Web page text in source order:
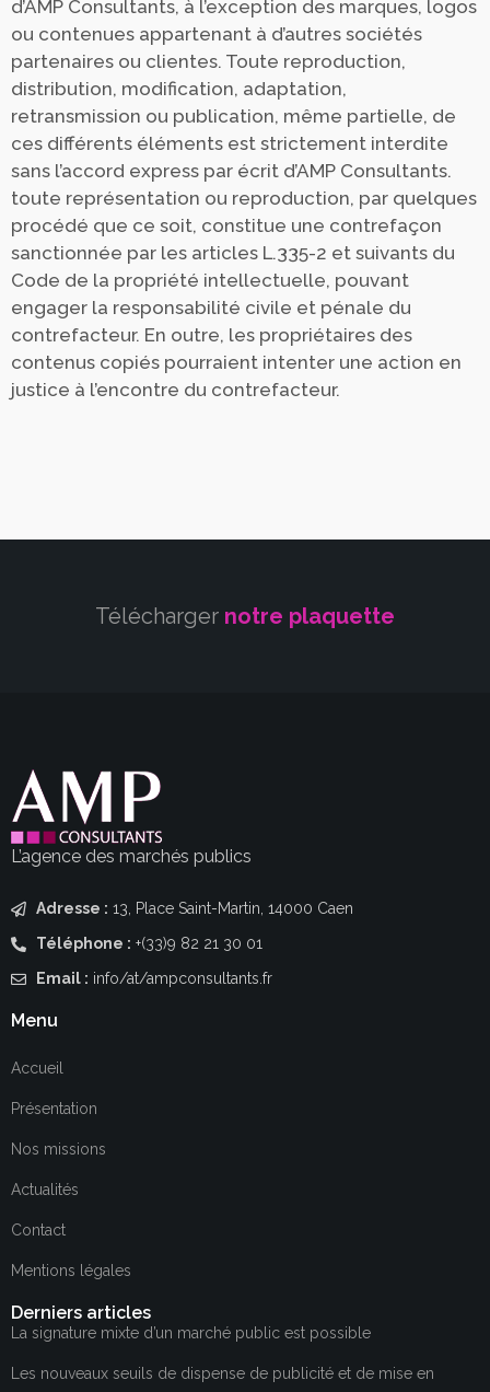
d’AMP Consultants, à l’exception des marques, logos
ou contenues appartenant à d’autres sociétés
partenaires ou clientes. Toute reproduction,
distribution, modification, adaptation,
retransmission ou publication, même partielle, de
ces différents éléments est strictement interdite
sans l’accord express par écrit d’AMP Consultants.
toute représentation ou reproduction, par quelques
procédé que ce soit, constitue une contrefaçon
sanctionnée par les articles L.335-2 et suivants du
Code de la propriété intellectuelle, pouvant
engager la responsabilité civile et pénale du
contrefacteur. En outre, les propriétaires des
contenus copiés pourraient intenter une action en
justice à l’encontre du contrefacteur.
Télécharger notre plaquette
L’agence des marchés publics
Adresse : 13, Place Saint-Martin, 14000 Caen
Téléphone : +(33)9 82 21 30 01
Email : info/at/ampconsultants.fr
Menu
Accueil
Présentation
Nos missions
Actualités
Contact
Mentions légales
Derniers articles
La signature mixte d’un marché public est possible
Les nouveaux seuils de dispense de publicité et de mise en